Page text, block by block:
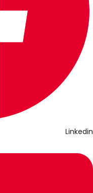
Linkedin